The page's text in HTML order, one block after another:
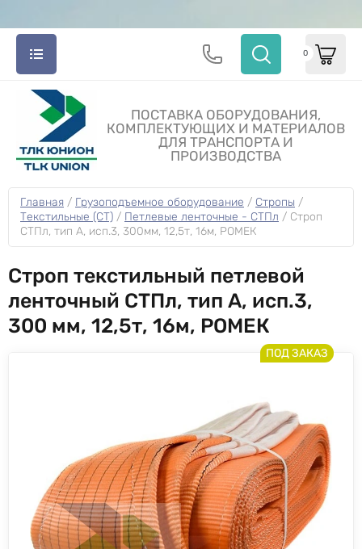
ПОСТАВКА ОБОРУДОВАНИЯ,
КОМПЛЕКТУЮЩИХ И МАТЕРИАЛОВ
ДЛЯ ТРАНСПОРТА И
ПРОИЗВОДСТВА
0
Главная / Грузоподъемное оборудование / Стропы
Текстильные (СТ) / Петлевые ленточные - СТПл / Строп
СТПл, тип A, исп.3, 300мм, 12,5т, 16м, РОМЕК
Строп текстильный петлевой
ленточный СТПл, тип A, исп.3,
300 мм, 12,5т, 16м, РОМЕК
ПОД ЗАКАЗ